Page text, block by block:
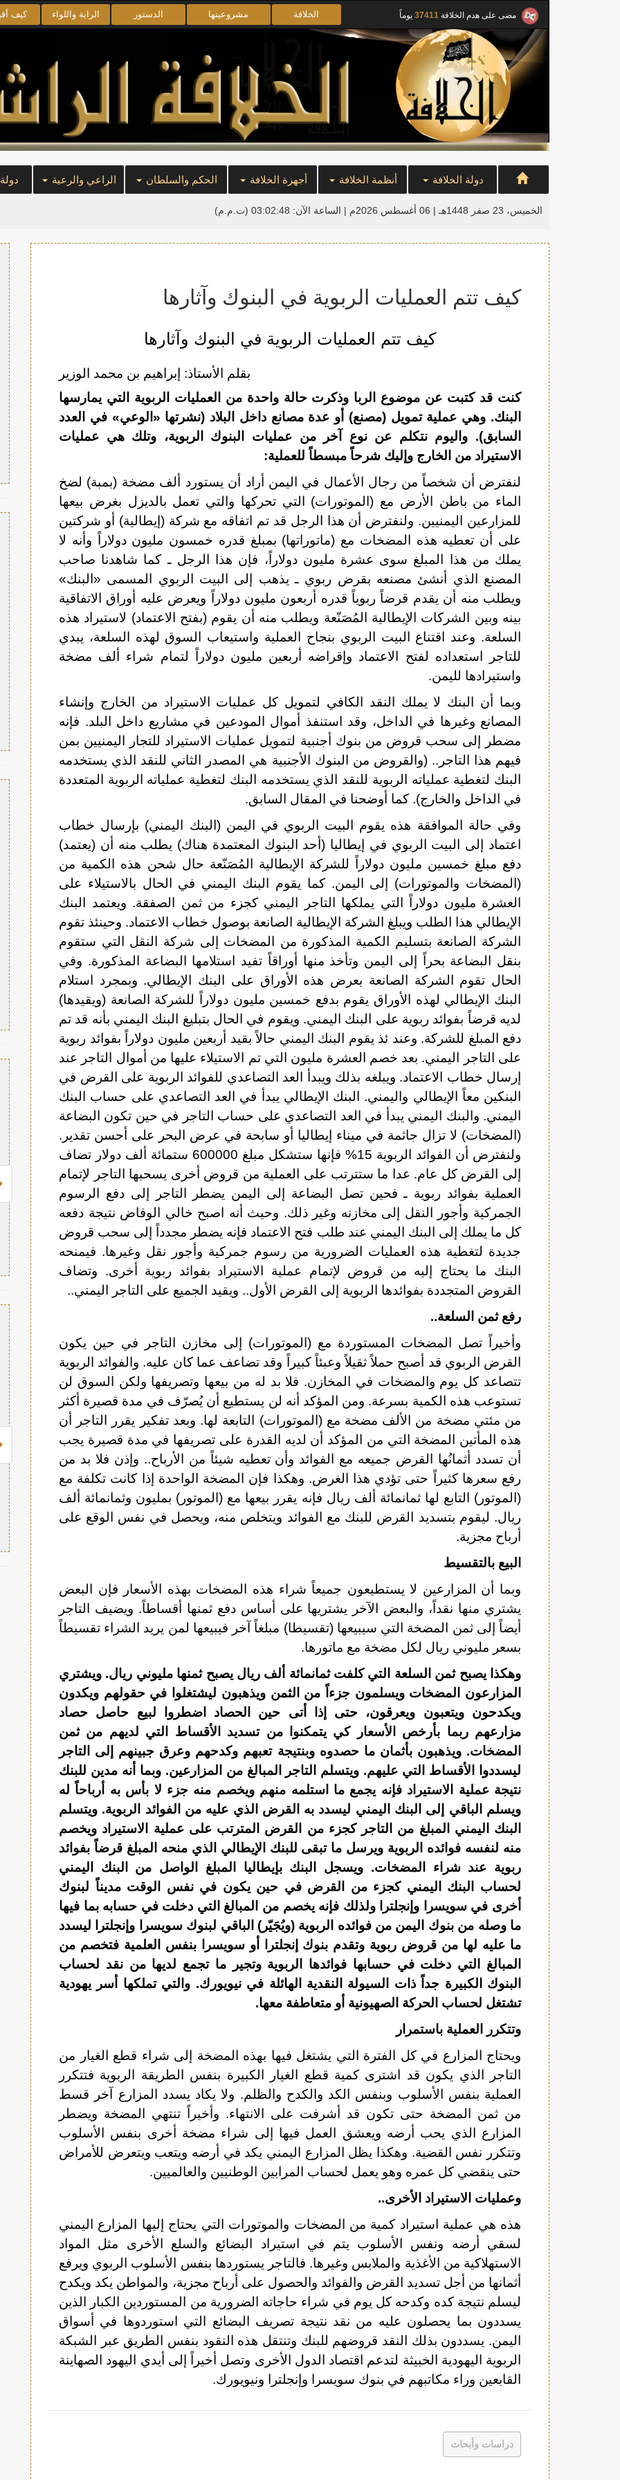
مضى على هدم الخلافة 37411 يوماً الخلافة مشروعيتها الدستور الراية واللواء كيف
دولة الخلافة أنظمة الخلافة أجهزة الخلافة الحكم والسلطان الراعي والرعية
الخميس، 23 صفر 1448هـ | 06 أغسطس 2026م | الساعة الآن: 03:02:49 (ت.م.م)
كيف تتم العمليات الربوية في البنوك وآثارها
كيف تتم العمليات الربوية في البنوك وآثارها
بقلم الأستاذ: إبراهيم بن محمد الوزير
كنت قد كتبت عن موضوع الربا وذكرت حالة واحدة من العمليات الربوية التي يمارسها
البنك. وهي عملية تمويل (مصنع) أو عدة مصانع داخل البلاد (نشرتها «الوعي» في العدد
السابق). واليوم نتكلم عن نوع آخر من عمليات البنوك الربوية، وتلك هي عمليات
الاستيراد من الخارج وإليك شرحاً مبسطاً للعملية:
لنفترض أن شخصاً من رجال الأعمال في اليمن أراد أن يستورد ألف مضخة (بمبة) لضخ
الماء من باطن الأرض مع (الموتورات) التي تحركها والتي تعمل بالديزل بغرض بيعها
للمزارعين اليمنيين. ولنفترض أن هذا الرجل قد تم اتفاقه مع شركة (إيطالية) أو شركتين
على أن تعطيه هذه المضخات مع (ماتوراتها) بمبلغ قدره خمسون مليون دولاراً وأنه لا
يملك من هذا المبلغ سوى عشرة مليون دولاراً، فإن هذا الرجل ـ كما شاهدنا صاحب
المصنع الذي أنشئ مصنعه بقرض ربوي ـ يذهب إلى البيت الربوي المسمى «البنك»
ويطلب منه أن يقدم قرضاً ربوياً قدره أربعون مليون دولاراً ويعرض عليه أوراق الاتفاقية
بينه وبين الشركات الإيطالية المُصَنّعة ويطلب منه أن يقوم (بفتح الاعتماد) لاستيراد هذه
السلعة. وعند اقتناع البيت الربوي بنجاح العملية واستيعاب السوق لهذه السلعة، يبدي
للتاجر استعداده لفتح الاعتماد وإقراضه أربعين مليون دولاراً لتمام شراء ألف مضخة
واستيرادها لليمن.
وبما أن البنك لا يملك النقد الكافي لتمويل كل عمليات الاستيراد من الخارج وإنشاء
المصانع وغيرها في الداخل، وقد استنفذ أموال المودعين في مشاريع داخل البلد. فإنه
مضطر إلى سحب قروض من بنوك أجنبية لتمويل عمليات الاستيراد للتجار اليمنيين بمن
فيهم هذا التاجر.. (والقروض من البنوك الأجنبية هي المصدر الثاني للنقد الذي يستخدمه
البنك لتغطية عملياته الربوية للنقد الذي يستخدمه البنك لتغطية عملياته الربوية المتعددة
في الداخل والخارج). كما أوضحنا في المقال السابق.
وفي حالة الموافقة هذه يقوم البيت الربوي في اليمن (البنك اليمني) بإرسال خطاب
اعتماد إلى البيت الربوي في إيطاليا (أحد البنوك المعتمدة هناك) يطلب منه أن (يعتمد)
دفع مبلغ خمسين مليون دولاراً للشركة الإيطالية المُصَنّعة حال شحن هذه الكمية من
(المضخات والموتورات) إلى اليمن. كما يقوم البنك اليمني في الحال بالاستيلاء على
العشرة مليون دولاراً التي يملكها التاجر اليمني كجزء من ثمن الصفقة. ويعتمد البنك
الإيطالي هذا الطلب ويبلغ الشركة الإيطالية الصانعة بوصول خطاب الاعتماد. وحينئذ تقوم
الشركة الصانعة بتسليم الكمية المذكورة من المضخات إلى شركة النقل التي ستقوم
بنقل البضاعة بحراً إلى اليمن وتأخذ منها أوراقاً تفيد استلامها البضاعة المذكورة. وفي
الحال تقوم الشركة الصانعة بعرض هذه الأوراق على البنك الإيطالي. وبمجرد استلام
البنك الإيطالي لهذه الأوراق يقوم بدفع خمسين مليون دولاراً للشركة الصانعة (ويقيدها)
لديه قرضاً بفوائد ربوية على البنك اليمني. ويقوم في الحال بتبليغ البنك اليمني بأنه قد تم
دفع المبلغ للشركة. وعند ئذ يقوم البنك اليمني حالاً بقيد أربعين مليون دولاراً بفوائد ربوية
على التاجر اليمني. بعد خصم العشرة مليون التي تم الاستيلاء عليها من أموال التاجر عند
إرسال خطاب الاعتماد. ويبلغه بذلك ويبدأ العد التصاعدي للفوائد الربوية على القرض في
البنكين معاً الإيطالي واليمني. البنك الإيطالي يبدأ في العد التصاعدي على حساب البنك
اليمني. والبنك اليمني يبدأ في العد التصاعدي على حساب التاجر في حين تكون البضاعة
(المضخات) لا تزال جاثمة في ميناء إيطاليا أو سابحة في عرض البحر على أحسن تقدير.
ولنفترض أن الفوائد الربوية 15% فإنها ستشكل مبلغ 600000 ستمائة ألف دولار تضاف
إلى القرض كل عام. عدا ما ستترتب على العملية من قروض أخرى يسحبها التاجر لإتمام
العملية بفوائد ربوية ـ فحين تصل البضاعة إلى اليمن يضطر التاجر إلى دفع الرسوم
الجمركية وأجور النقل إلى مخازنه وغير ذلك. وحيث أنه اصبح خالي الوفاض نتيجة دفعه
كل ما يملك إلى البنك اليمني عند طلب فتح الاعتماد فإنه يضطر مجدداً إلى سحب قروض
جديدة لتغطية هذه العمليات الضرورية من رسوم جمركية وأجور نقل وغيرها. فيمنحه
البنك ما يحتاج إليه من قروض لإتمام عملية الاستيراد بفوائد ربوية أخرى. وتضاف
القروض المتجددة بفوائدها الربوية إلى القرض الأول.. ويقيد الجميع على التاجر اليمني..
رفع ثمن السلعة..
وأخيراً تصل المضخات المستوردة مع (الموتورات) إلى مخازن التاجر في حين يكون
القرض الربوي قد أصبح حملاً ثقيلاً وعبئاً كبيراً وقد تضاعف عما كان عليه. والفوائد الربوية
تتصاعد كل يوم والمضخات في المخازن. فلا بد له من بيعها وتصريفها ولكن السوق لن
تستوعب هذه الكمية بسرعة. ومن المؤكد أنه لن يستطيع أن يُصرّف في مدة قصيرة أكثر
من مئتي مضخة من الألف مضخة مع (الموتورات) التابعة لها. وبعد تفكير يقرر التاجر أن
هذه المأتين المضخة التي من المؤكد أن لديه القدرة على تصريفها في مدة قصيرة يجب
أن تسدد أثمانُها القرض جميعه مع الفوائد وأن تعطيه شيئاً من الأرباح.. وإذن فلا بد من
رفع سعرها كثيراً حتى تؤدي هذا الغرض. وهكذا فإن المضخة الواحدة إذا كانت تكلفة مع
(الموتور) التابع لها ثمانمائة ألف ريال فإنه يقرر بيعها مع (الموتور) بمليون وثمانمائة ألف
ريال. ليقوم بتسديد القرض للبنك مع الفوائد ويتخلص منه، ويحصل في نفس الوقع على
أرباح مجزية.
البيع بالتقسيط
وبما أن المزارعين لا يستطيعون جميعاً شراء هذه المضخات بهذه الأسعار فإن البعض
يشتري منها نقداً، والبعض الآخر يشتريها على أساس دفع ثمنها أقساطاً. ويضيف التاجر
أيضاً إلى ثمن المضخة التي سيبيعها (تقسيطا) مبلغاً آخر فيبيعها لمن يريد الشراء تقسيطاً
بسعر مليوني ريال لكل مضخة مع ماتورها.
وهكذا يصبح ثمن السلعة التي كلفت ثمانمائة ألف ريال يصبح ثمنها مليوني ريال. ويشتري
المزارعون المضخات ويسلمون جزءاً من الثمن ويذهبون ليشتغلوا في حقولهم ويكدون
ويكدحون ويتعبون ويعرقون، حتى إذا أتى حين الحصاد اضطروا لبيع حاصل حصاد
مزارعهم ربما بأرخص الأسعار كي يتمكنوا من تسديد الأقساط التي لديهم من ثمن
المضخات. ويذهبون بأثمان ما حصدوه وبنتيجة تعبهم وكدحهم وعرق جبينهم إلى التاجر
ليسددوا الأقساط التي عليهم. ويتسلم التاجر المبالغ من المزارعين. وبما أنه مدين للبنك
نتيجة عملية الاستيراد فإنه يجمع ما استلمه منهم ويخصم منه جزء لا بأس به أرباحاً له
ويسلم الباقي إلى البنك اليمني ليسدد به القرض الذي عليه من الفوائد الربوية. ويتسلم
البنك اليمني المبلغ من التاجر كجزء من القرض المترتب على عملية الاستيراد ويخصم
منه لنفسه فوائده الربوية ويرسل ما تبقى للبنك الإيطالي الذي منحه المبلغ قرضاً بفوائد
ربوية عند شراء المضخات. ويسجل البنك بإيطاليا المبلغ الواصل من البنك اليمني
لحساب البنك اليمني كجزء من القرض في حين يكون في نفس الوقت مديناً لبنوك
أخرى في سويسرا وإنجلترا ولذلك فإنه يخصم من المبالغ التي دخلت في حسابه بما فيها
ما وصله من بنوك اليمن من فوائده الربوية (ويُجَيّر) الباقي لبنوك سويسرا وإنجلترا ليسدد
ما عليه لها من قروض ربوية وتقدم بنوك إنجلترا أو سويسرا بنفس العلمية فتخصم من
المبالغ التي دخلت في حسابها فوائدها الربوية وتجير ما تجمع لديها من نقد لحساب
البنوك الكبيرة جداً ذات السيولة النقدية الهائلة في نيويورك. والتي تملكها أسر يهودية
تشتغل لحساب الحركة الصهيونية أو متعاطفة معها.
وتتكرر العملية باستمرار
ويحتاج المزارع في كل الفترة التي يشتغل فيها بهذه المضخة إلى شراء قطع الغيار من
التاجر الذي يكون قد اشترى كمية قطع الغيار الكبيرة بنفس الطريقة الربوية فتتكرر
العملية بنفس الأسلوب وبنفس الكد والكدح والظلم. ولا يكاد يسدد المزارع آخر قسط
من ثمن المضخة حتى تكون قد أشرفت على الانتهاء. وأخيراً تنتهي المضخة ويضطر
المزارع الذي يحب أرضه ويعشق العمل فيها إلى شراء مضخة أخرى بنفس الأسلوب
وتتكرر نفس القضية. وهكذا يظل المزارع اليمني يكد في أرضه ويتعب ويتعرض للأمراض
حتى ينقضي كل عمره وهو يعمل لحساب المرابين الوطنيين والعالميين.
وعمليات الاستيراد الأخرى..
هذه هي عملية استيراد كمية من المضخات والموتورات التي يحتاج إليها المزارع اليمني
لسقي أرضه ونفس الأسلوب يتم في استيراد البضائع والسلع الأخرى مثل المواد
الاستهلاكية من الأغذية والملابس وغيرها. فالتاجر يستوردها بنفس الأسلوب الربوي ويرفع
أثمانها من أجل تسديد القرض والفوائد والحصول على أرباح مجزية، والمواطن يكد ويكدح
ليسلم نتيجة كده وكدحه كل يوم في شراء حاجاته الضرورية من المستوردين الكبار الذين
يسددون بما يحصلون عليه من نقد نتيجة تصريف البضائع التي استوردوها في أسواق
اليمن. يسددون بذلك النقد قروضهم للبنك وتنتقل هذه النقود بنفس الطريق عبر الشبكة
الربوية اليهودية الخبيثة لتدعم اقتصاد الدول الأخرى وتصل أخيراً إلى أيدي اليهود الصهاينة
القابعين وراء مكاتبهم في بنوك سويسرا وإنجلترا ونيويورك.
دراسات وأبحاث